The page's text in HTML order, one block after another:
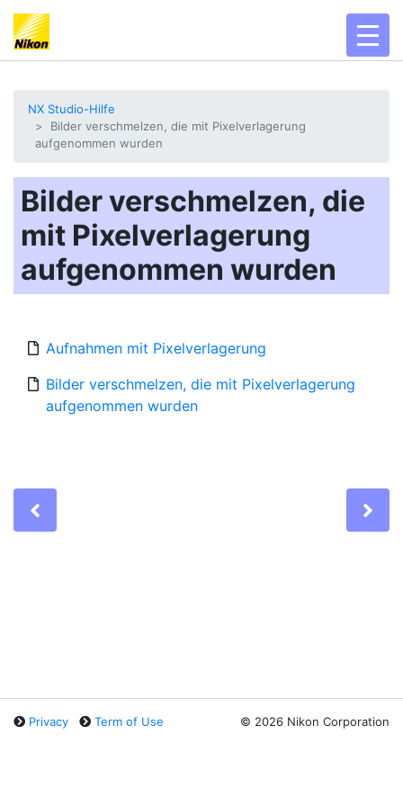
NX Studio-Hilfe
Bilder verschmelzen, die mit Pixelverlagerung
aufgenommen wurden
Bilder verschmelzen, die
mit Pixelverlagerung
aufgenommen wurden
Aufnahmen mit Pixelverlagerung
Bilder verschmelzen, die mit Pixelverlagerung
aufgenommen wurden
Privacy Term of Use © 2026 Nikon Corporation